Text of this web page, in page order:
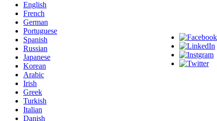
English
French
German
Portuguese
Spanish
Russian
Japanese
Korean
Arabic
Irish
Greek
Turkish
Italian
Danish